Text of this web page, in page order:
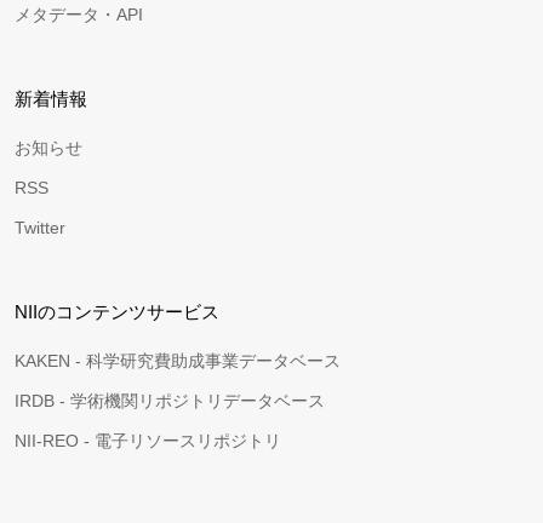
メタデータ・API
新着情報
お知らせ
RSS
Twitter
NIIのコンテンツサービス
KAKEN - 科学研究費助成事業データベース
IRDB - 学術機関リポジトリデータベース
NII-REO - 電子リソースリポジトリ